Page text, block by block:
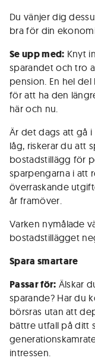
Du vänjer dig
bra för din
Se upp med: Knyt
sparandet och tro
pension. En hel
för att ha den
här och nu.
Är det dags att gå
låg, riskerar du att
bostadstillägg för
sparpengarna i att
överraskande
år framöver.
Varken nymålade
bostads­tillägget
Spara smartare
Passar för: Älskar
sparande? Har du
börsras utan att
bättre utfall på ditt
intressen.